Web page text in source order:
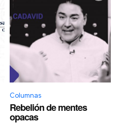
Columnas
Rebelión de mentes
opacas